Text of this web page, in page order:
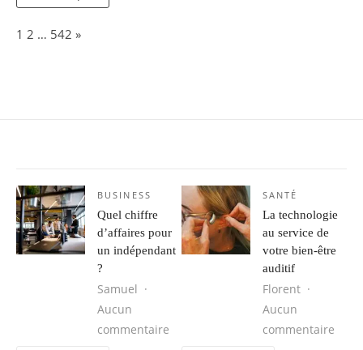
Page:
1 2 … 542 Next
»
BUSINESS
Quel chiffre
d’affaires pour
un indépendant
?
Samuel
Aucun
commentaire sur Quel chiffre d’affaires pour un
SANTÉ
La technologie
au service de
votre bien-être
auditif
Florent
Aucun
commentaire